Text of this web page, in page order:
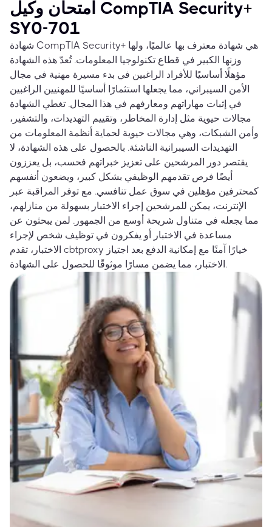
امتحان وكيل CompTIA Security+
SY0-701
شهادة CompTIA Security+ هي شهادة معترف بها عالميًا، ولها
وزنها الكبير في قطاع تكنولوجيا المعلومات. تُعدّ هذه الشهادة
مؤهلًا أساسيًا للأفراد الراغبين في بدء مسيرة مهنية في مجال
الأمن السيبراني، مما يجعلها استثمارًا أساسيًا للمهنيين الراغبين
في إثبات مهاراتهم ومعارفهم في هذا المجال. تغطي الشهادة
مجالات حيوية مثل إدارة المخاطر، وتقييم التهديدات، والتشفير،
وأمن الشبكات، وهي مجالات حيوية لحماية أنظمة المعلومات من
التهديدات السيبرانية الناشئة. بالحصول على هذه الشهادة، لا
يقتصر دور المرشحين على تعزيز خبراتهم فحسب، بل يعززون
أيضًا فرص تقدمهم الوظيفي بشكل كبير، ويضعون أنفسهم
كمحترفين مؤهلين في سوق عمل تنافسي. مع توفر المراقبة عبر
الإنترنت، يمكن للمرشحين إجراء الاختبار بسهولة من منازلهم،
مما يجعله في متناول شريحة أوسع من الجمهور. لمن يبحثون عن
مساعدة في الاختبار أو يفكرون في توظيف شخص لإجراء
الاختبار، تقدم cbtproxy خيارًا آمنًا مع إمكانية الدفع بعد اجتياز
الاختبار، مما يضمن مسارًا موثوقًا للحصول على الشهادة.